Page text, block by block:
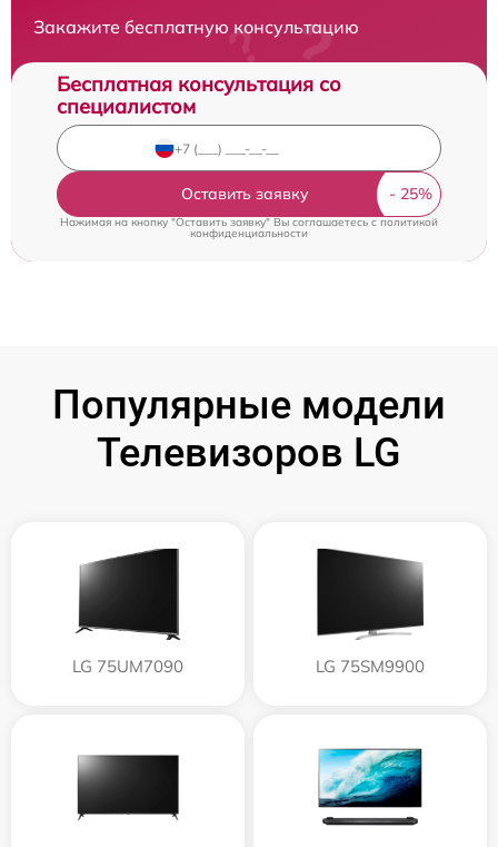
Закажите бесплатную консультацию
Бесплатная консультация со
специалистом
Оставить заявку
Нажимая на кнопку "Оставить заявку" Вы соглашаетесь cполитикой
конфиденциальности
Популярные модели
Телевизоров LG
LG 75UM7090 LG 75SM9900